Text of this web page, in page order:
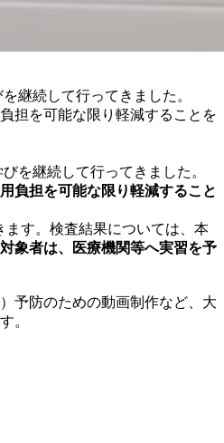
継続して行ってきました。
担を可能な限り軽減することを
を継続して行ってきました。
負担を可能な限り軽減すること
す。検査結果については、本
象者は、医療機関等へ実習を予
予防のための動画制作など、大
。